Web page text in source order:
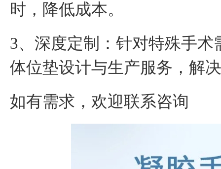
时，降低成本。
3、 深度定制：针对特殊手
体位垫设计与生产服务，解
如有需求，欢迎联系咨询